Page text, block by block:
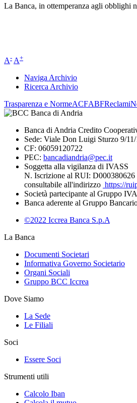
La Banca, in ottemperanza agli obblighi
A- A+
Naviga Archivio
Ricerca Archivio
Trasparenza e NormeACFABFReclami
Banca di Andria Credito
Sede: Viale Don Luigi Sturzo 9/
CF: 06059120722
PEC: bancadiandria@pec.it
Soggetta alla vigilanza di IVASS
N. Iscrizione al RUI: D000380626
consultabile all'indirizzo https://
Società partecipante al Gruppo
Banca aderente al Gruppo
©2022 Iccrea Banca S.p.A
La Banca
Documenti Societari
Informativa Governo Societario
Organi Sociali
Gruppo BCC Iccrea
Dove Siamo
La Sede
Le Filiali
Soci
Essere Soci
Strumenti utili
Calcolo Iban